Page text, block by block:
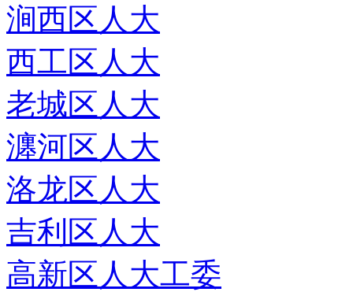
涧西区人大
西工区人大
老城区人大
瀍河区人大
洛龙区人大
吉利区人大
高新区人大工委